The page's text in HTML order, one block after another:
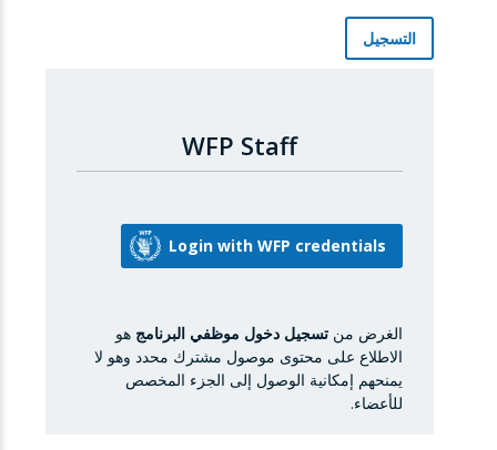
التسجيل
WFP Staff
الغرض من تسجيل دخول موظفي البرنامج هو
الاطلاع على محتوى موصول مشترك محدد وهو لا
يمنحهم إمكانية الوصول إلى الجزء المخصص
للأعضاء.